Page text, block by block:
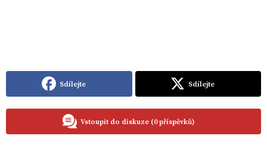
Sdílejte Sdílejte
Vstoupit do diskuze (0 příspěvků)